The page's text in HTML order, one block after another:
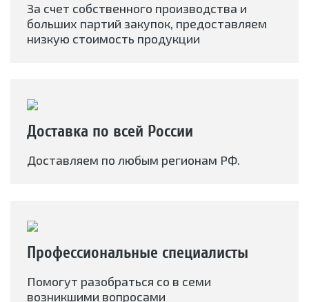
За счет собственного производства и
больших партий закупок, предоставляем
низкую стоимость продукции
Доставка по всей России
Доставляем по любым регионам РФ.
Профессиональные специалисты
Помогут разобраться со в семи
возникшими вопросами